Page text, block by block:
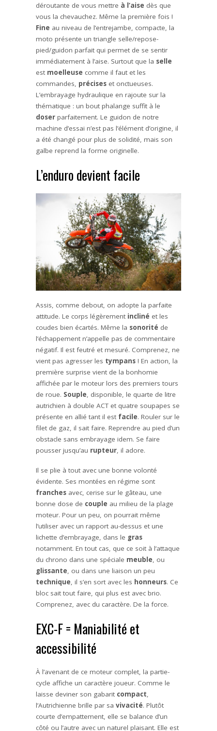
déroutante de vous mettre à l’aise dès que
vous la chevauchez. Même la première fois !
Fine au niveau de l’entrejambe, compacte, la
moto présente un triangle selle/repose-
pied/guidon parfait qui permet de se sentir
immédiatement à l’aise. Surtout que la selle
est moelleuse comme il faut et les
commandes, précises et onctueuses.
L’embrayage hydraulique en rajoute sur la
thématique : un bout phalange suffit à le
doser parfaitement. Le guidon de notre
machine d’essai n’est pas l’élément d’origine, il
a été changé pour plus de solidité, mais son
galbe reprend la forme originelle.
L’enduro devient facile
Assis, comme debout, on adopte la parfaite
attitude. Le corps légèrement incliné et les
coudes bien écartés. Même la sonorité de
l’échappement n’appelle pas de commentaire
négatif. Il est feutré et mesuré. Comprenez, ne
vient pas agresser les tympans ! En action, la
première surprise vient de la bonhomie
affichée par le moteur lors des premiers tours
de roue. Souple, disponible, le quarte de litre
autrichien à double ACT et quatre soupapes se
présente en allié tant il est facile. Rouler sur le
filet de gaz, il sait faire. Reprendre au pied d’un
obstacle sans embrayage idem. Se faire
pousser jusqu’au rupteur, il adore.
Il se plie à tout avec une bonne volonté
évidente. Ses montées en régime sont
franches avec, cerise sur le gâteau, une
bonne dose de couple au milieu de la plage
moteur. Pour un peu, on pourrait même
l’utiliser avec un rapport au-dessus et une
lichette d’embrayage, dans le gras
notamment. En tout cas, que ce soit à l’attaque
du chrono dans une spéciale meuble, ou
glissante, ou dans une liaison un peu
technique, il s’en sort avec les honneurs. Ce
bloc sait tout faire, qui plus est avec brio.
Comprenez, avec du caractère. De la force.
EXC-F = Maniabilité et
accessibilité
À l’avenant de ce moteur complet, la partie-
cycle affiche un caractère joueur. Comme le
laisse deviner son gabarit compact,
l’Autrichienne brille par sa vivacité. Plutôt
courte d’empattement, elle se balance d’un
côté ou l’autre avec un naturel plaisant. Elle est